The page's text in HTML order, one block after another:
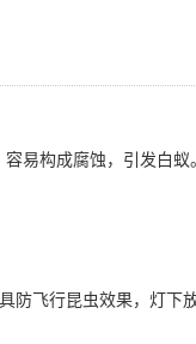
易构成腐蚀，引发白蚁。
飞行昆虫效果，灯下放